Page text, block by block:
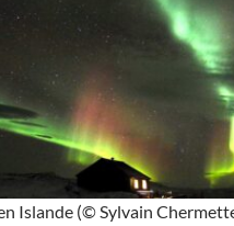
Islande (© Sylvain